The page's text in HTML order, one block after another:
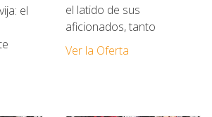
el
el latido de sus
aficionados, tanto
Ver la Oferta